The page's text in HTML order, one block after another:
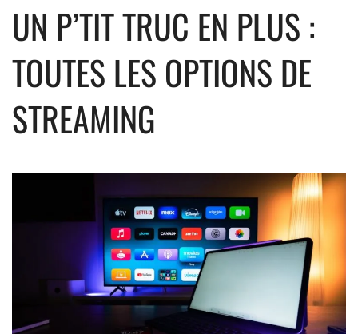
UN P’TIT TRUC EN PLUS :
TOUTES LES OPTIONS DE
STREAMING